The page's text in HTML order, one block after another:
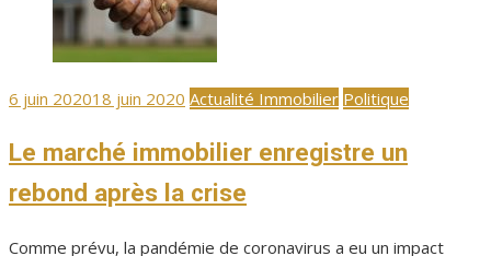
Publié
6 juin 202018 juin 2020 Actualité Immobilier Politique
Le marché immobilier enregistre un
rebond après la crise
Comme prévu, la pandémie de coronavirus a eu un impact